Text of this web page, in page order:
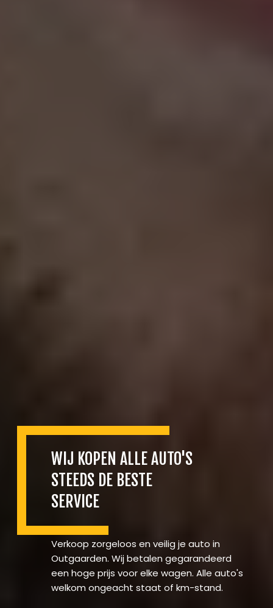
WIJ KOPEN ALLE AUTO'S
STEEDS DE BESTE
SERVICE
Verkoop zorgeloos en veilig je auto in
Outgaarden. Wij betalen gegarandeerd
een hoge prijs voor elke wagen. Alle auto's
welkom ongeacht staat of km-stand.